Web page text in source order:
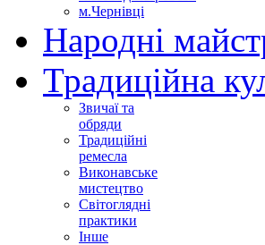
м.Чернівці
Народні
Традиційна
Звичаї та
обряди
Традиційні
ремесла
Виконавське
мистецтво
Світоглядні
практики
Інше